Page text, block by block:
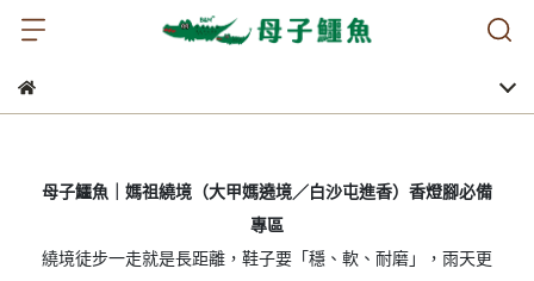
母子鱷魚｜媽祖繞境（大甲媽遶境／白沙屯進香）香燈腳必備
專區
繞境徒步一走就是長距離，鞋子要「穩、軟、耐磨」，雨天更